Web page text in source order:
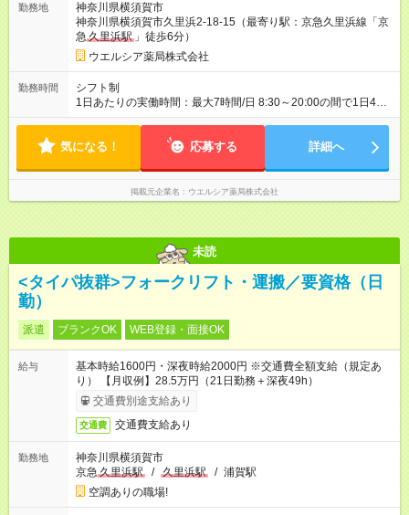
間の長さ：3ヶ月 雇用形態、給与は本採用時と同じです。
勤務地
神奈川県横須賀市
神奈川県横須賀市久里浜2-18-15（最寄り駅：京急久里浜線「京
急 久里浜駅 」徒歩6分）
ウエルシア薬局株式会社
勤務時間
シフト制
1日あたりの実働時間：最大7時間/日 8:30～20:00の間で1日4時
間～応相談 ☆週2～5日の勤務 ※勤務曜日応相談 ☆未経験・無資
気になる！ 応募する 詳細へ
掲載元企業名 ウエルシア薬局株式会社
未読
<タイパ抜群>フォークリフト・運搬／要資格（日
勤）
派遣 ブランクOK WEB登録・面接OK
給与
基本時給1600円・深夜時給2000円 ※交通費全額支給（規定あ
り） 【月収例】28.5万円（21日勤務＋深夜49h）
交通費別途支給あり
交通費 交通費支給あり
勤務地
神奈川県横須賀市
京急 久里浜駅 / 久里浜駅 / 浦賀駅
空調ありの職場!